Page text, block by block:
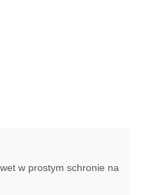
w prostym schronie na